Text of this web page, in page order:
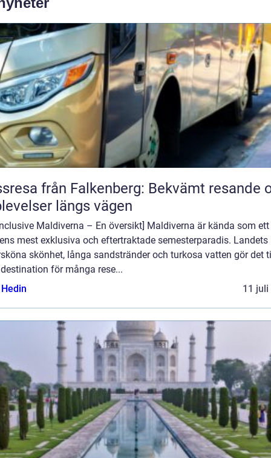
från Falkenberg: Bekvämt resande
längs vägen
Maldiverna – En översikt] Maldiverna är kända som
mest exklusiva och eftertraktade semesterparadis. Landets
skönhet, långa sandstränder och turkosa vatten gör det
för många rese...
11 juli